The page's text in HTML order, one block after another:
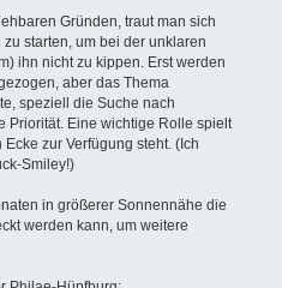
Gründen, traut man sich
starten, um bei der unklaren
ihn nicht zu kippen. Erst werden
aber das Thema
speziell die Suche nach
Priorität. Eine wichtige Rolle spielt
zur Verfügung steht. (Ich
Smiley!)
in größerer Sonnennähe die
werden kann, um weitere